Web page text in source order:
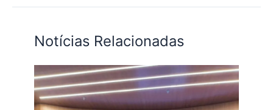
Notícias Relacionadas